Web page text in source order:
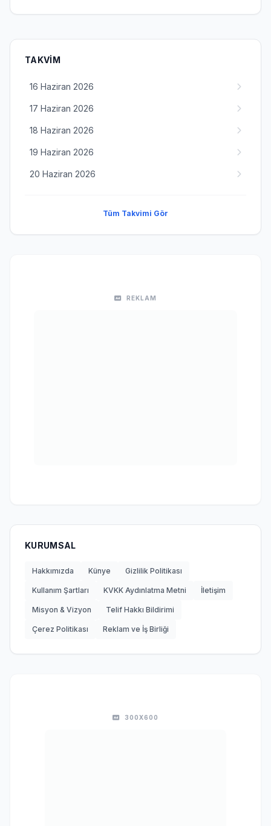
TAKVIM
16 Haziran 2026
17 Haziran 2026
18 Haziran 2026
19 Haziran 2026
20 Haziran 2026
Tüm Takvimi Gör
REKLAM
KURUMSAL
Hakkımızda Künye Gizlilik Politikası
Kullanım Şartları KVKK Aydınlatma Metni İletişim
Misyon & Vizyon Telif Hakkı Bildirimi
Çerez Politikası Reklam ve İş Birliği
300X600